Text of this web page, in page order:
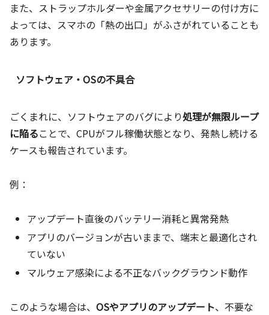
また、ストラップホルダーや金属アクセサリーの付け方に
よっては、スマホの「熱の出口」がふさがれていることも
あります。
ソフトウェア・OSの不具合
ごくまれに、ソフトウェアのバグにより処理が無限ループ
に陥ることで、CPUがフル稼働状態となり、発熱し続ける
ケースも報告されています。
例：
アップデート直後のバッテリー消耗と異常発熱
アプリのバージョンが古いままで、端末と最適化され
ていない
マルウェア感染による不正なバックグラウンド動作
このような場合は、 OSやアプリのアップデート、不要な